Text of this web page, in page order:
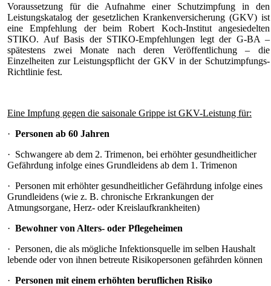
Voraussetzung für die Aufnahme einer Schutzimpfung in den
Leistungskatalog der gesetzlichen Krankenversicherung (GKV) ist
eine Empfehlung der beim Robert Koch-Institut angesiedelten
STIKO. Auf Basis der STIKO-Empfehlungen legt der G-BA –
spätestens zwei Monate nach deren Veröffentlichung – die
Einzelheiten zur Leistungspflicht der GKV in der Schutzimpfungs-
Richtlinie fest.
Eine Impfung gegen die saisonale Grippe ist GKV-Leistung für:
· Personen ab 60 Jahren
· Schwangere ab dem 2. Trimenon, bei erhöhter gesundheitlicher
Gefährdung infolge eines Grundleidens ab dem 1. Trimenon
· Personen mit erhöhter gesundheitlicher Gefährdung infolge eines
Grundleidens (wie z. B. chronische Erkrankungen der
Atmungsorgane, Herz- oder Kreislaufkrankheiten)
· Bewohner von Alters- oder Pflegeheimen
· Personen, die als mögliche Infektionsquelle im selben Haushalt
lebende oder von ihnen betreute Risikopersonen gefährden können
· Personen mit einem erhöhten beruflichen Risiko